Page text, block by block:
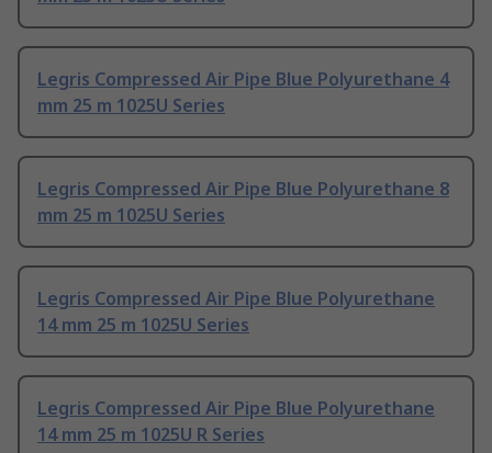
Legris Compressed Air Pipe Blue Polyurethane 4
mm 25 m 1025U Series
Legris Compressed Air Pipe Blue Polyurethane 8
mm 25 m 1025U Series
Legris Compressed Air Pipe Blue Polyurethane
14 mm 25 m 1025U Series
Legris Compressed Air Pipe Blue Polyurethane
14 mm 25 m 1025U R Series